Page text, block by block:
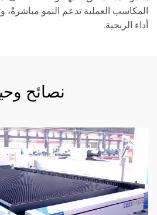
المكاسب العملية تدعم النمو مباشرةً،
أداء الربحية.
نصائح